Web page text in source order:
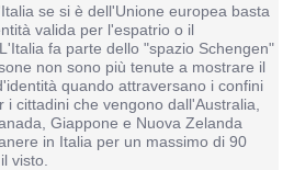
se si è dell'Unione europea basta
valida per l'espatrio o il
fa parte dello "spazio Schengen"
non sono più tenute a mostrare il
quando attraversano i confini
i cittadini che vengono dall'Australia,
Giappone e Nuova Zelanda
in Italia per un massimo di 90
visto.